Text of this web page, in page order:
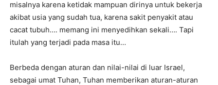
misalnya karena ketidak mampuan dirinya untuk bekerja
akibat usia yang sudah tua, karena sakit penyakit atau
cacat tubuh…. memang ini menyedihkan sekali…. Tapi
itulah yang terjadi pada masa itu…
Berbeda dengan aturan dan nilai-nilai di luar Israel,
sebagai umat Tuhan, Tuhan memberikan aturan-aturan